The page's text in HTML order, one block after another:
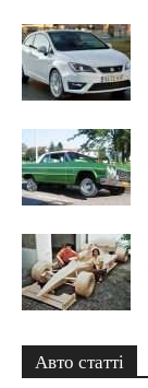
Авто статті